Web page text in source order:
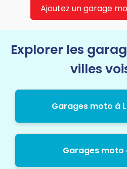
Ajoutez un garage
Explorer les
villes
Garages moto à
Garages moto